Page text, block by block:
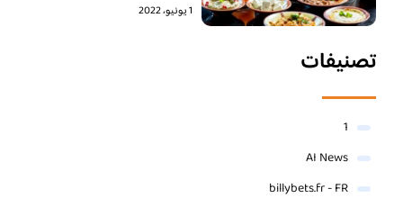
1 يونيو، 2022
تصنيفات
1
AI News
billybets.fr - FR